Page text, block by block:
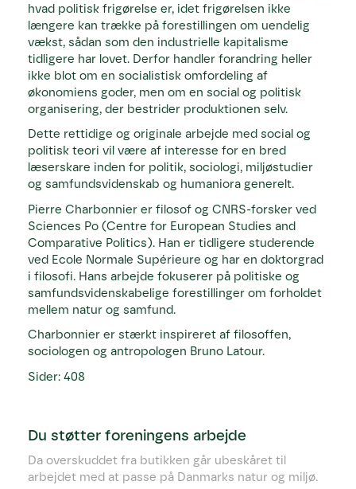
hvad politisk frigørelse er, idet frigørelsen ikke
længere kan trække på forestillingen om uendelig
vækst, sådan som den industrielle kapitalisme
tidligere har lovet. Derfor handler forandring heller
ikke blot om en socialistisk omfordeling af
økonomiens goder, men om en social og politisk
organisering, der bestrider produktionen selv.
Dette rettidige og originale arbejde med social og
politisk teori vil være af interesse for en bred
læserskare inden for politik, sociologi, miljøstudier
og samfundsvidenskab og humaniora generelt.
Pierre Charbonnier er filosof og CNRS-forsker ved
Sciences Po (Centre for European Studies and
Comparative Politics). Han er tidligere studerende
ved Ecole Normale Supérieure og har en doktorgrad
i filosofi. Hans arbejde fokuserer på politiske og
samfundsvidenskabelige forestillinger om forholdet
mellem natur og samfund.
Charbonnier er stærkt inspireret af filosoffen,
sociologen og antropologen Bruno Latour.
Sider: 408
Du støtter foreningens arbejde
Da overskuddet fra butikken går ubeskåret til
arbejdet med at passe på Danmarks natur og miljø.